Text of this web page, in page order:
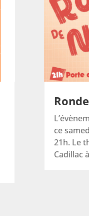
ce
21h. Le
Cadillac